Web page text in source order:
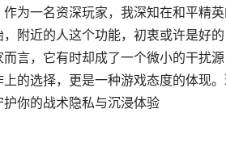
作为一名资深玩家，我深知在和平精
，附近的人这个功能，初衷或许是好
而言，它有时却成了一个微小的干扰
上的选择，更是一种游戏态度的体现
护你的战术隐私与沉浸体验